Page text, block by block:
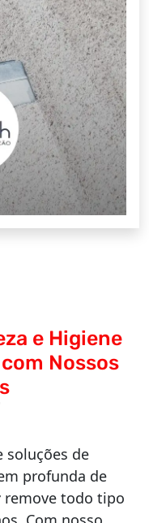
e Higiene
Nossos
soluções de
profunda de
remove todo tipo